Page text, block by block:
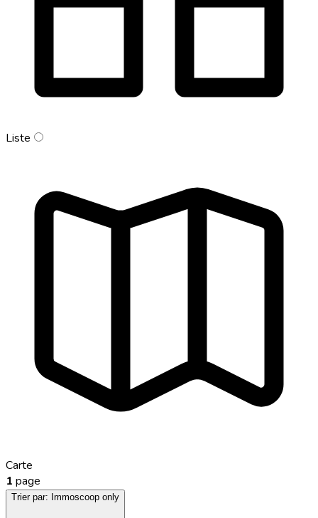
Liste
Carte
1 page
Trier par: Immoscoop only